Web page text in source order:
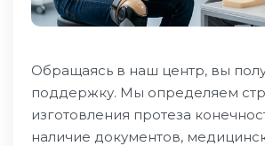
Обращаясь в наш центр, вы
поддержку. Мы определяем
изготовления протеза
наличие документов,